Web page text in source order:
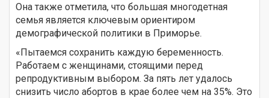
Она также отметила, что большая многодетная
семья является ключевым ориентиром
демографической политики в Приморье.
«Пытаемся сохранить каждую беременность.
Работаем с женщинами, стоящими перед
репродуктивным выбором. За пять лет удалось
снизить число абортов в крае более чем на 35%. Это